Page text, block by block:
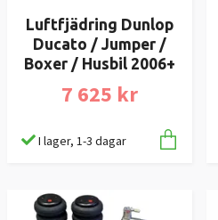
Luftfjädring Dunlop
Ducato / Jumper /
Boxer / Husbil 2006+
7 625 kr
I lager, 1-3 dagar